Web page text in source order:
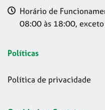
Horário de
08:00 às 18:00,
Políticas
Política de privacidade